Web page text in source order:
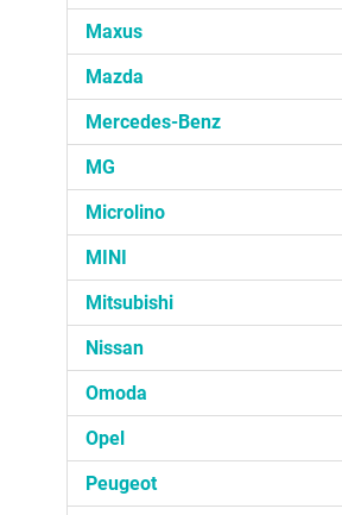
Maxus
Mazda
Mercedes-Benz
MG
Microlino
MINI
Mitsubishi
Nissan
Omoda
Opel
Peugeot